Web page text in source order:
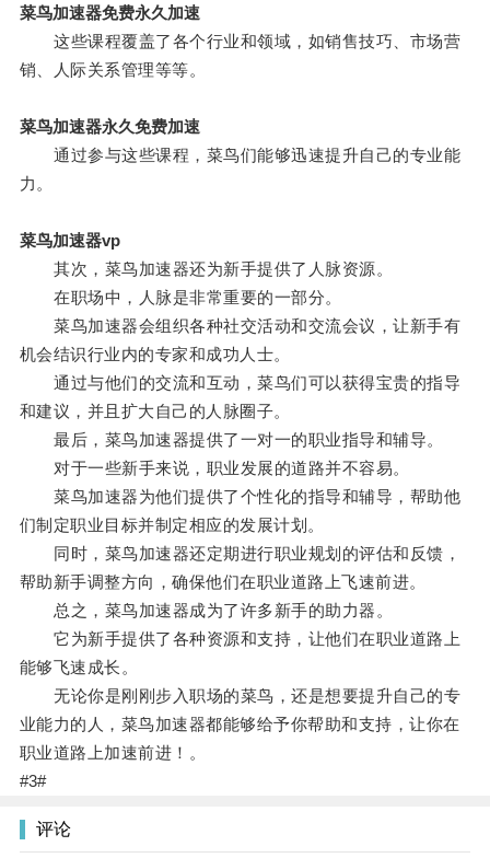
菜鸟加速器免费永久加速
这些课程覆盖了各个行业和领域，如销售技巧、市场营
销、人际关系管理等等。
菜鸟加速器永久免费加速
通过参与这些课程，菜鸟们能够迅速提升自己的专业能
力。
菜鸟加速器vp
其次，菜鸟加速器还为新手提供了人脉资源。
在职场中，人脉是非常重要的一部分。
菜鸟加速器会组织各种社交活动和交流会议，让新手有
机会结识行业内的专家和成功人士。
通过与他们的交流和互动，菜鸟们可以获得宝贵的指导
和建议，并且扩大自己的人脉圈子。
最后，菜鸟加速器提供了一对一的职业指导和辅导。
对于一些新手来说，职业发展的道路并不容易。
菜鸟加速器为他们提供了个性化的指导和辅导，帮助他
们制定职业目标并制定相应的发展计划。
同时，菜鸟加速器还定期进行职业规划的评估和反馈，
帮助新手调整方向，确保他们在职业道路上飞速前进。
总之，菜鸟加速器成为了许多新手的助力器。
它为新手提供了各种资源和支持，让他们在职业道路上
能够飞速成长。
无论你是刚刚步入职场的菜鸟，还是想要提升自己的专
业能力的人，菜鸟加速器都能够给予你帮助和支持，让你在
职业道路上加速前进！。
#3#
评论